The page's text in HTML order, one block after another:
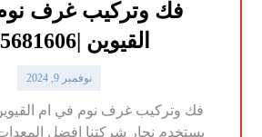
فك وتركيب غرف
القيوين |0545681606
نوفمبر 9, 2024
يستخدم نجار شركتنا افضل